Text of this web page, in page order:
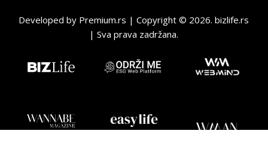
Developed by Premium.rs | Copyright © 2026.bizlife.rs
| Sva prava zadržana.